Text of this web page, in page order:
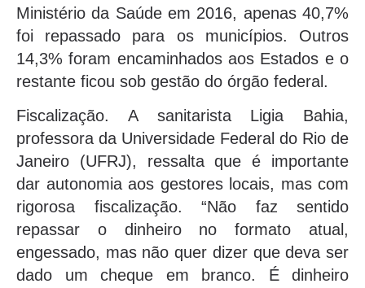
Ministério da Saúde em 2016, apenas 40,7%
foi repassado para os municípios. Outros
14,3% foram encaminhados aos Estados e o
restante ficou sob gestão do órgão federal.
Fiscalização. A sanitarista Ligia Bahia,
professora da Universidade Federal do Rio de
Janeiro (UFRJ), ressalta que é importante
dar autonomia aos gestores locais, mas com
rigorosa fiscalização. “Não faz sentido
repassar o dinheiro no formato atual,
engessado, mas não quer dizer que deva ser
dado um cheque em branco. É dinheiro